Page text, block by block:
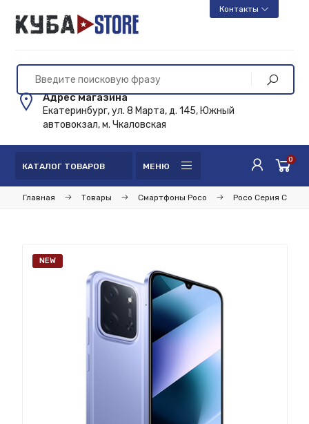
Контакты
Адрес магазина
Екатеринбург, ул. 8 Марта, д. 145, Южный
автовокзал, м. Чкаловская
КАТАЛОГ ТОВАРОВ МЕНЮ
0
Главная Товары Смартфоны Poco Poco Серия C
NEW